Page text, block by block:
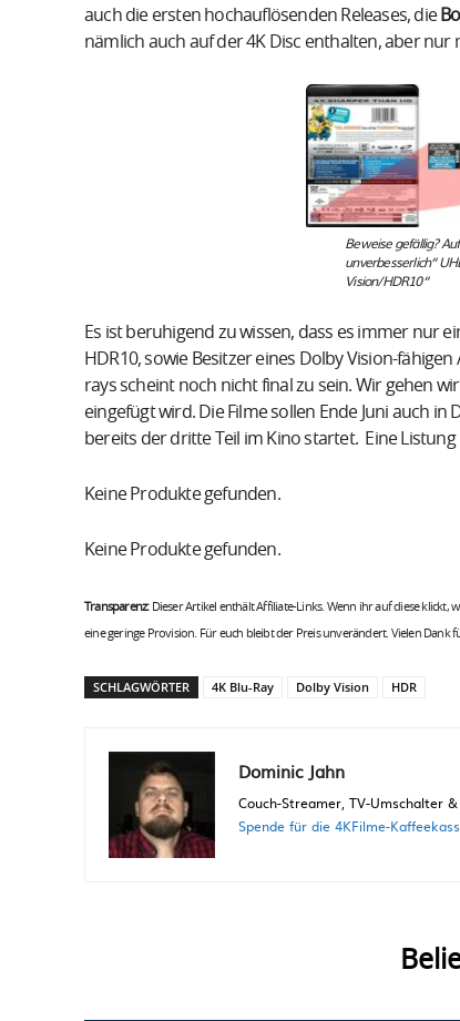
auch die ersten hochauflösenden Releases, die
nämlich auch auf der 4K Disc enthalten, aber nur
Beweise gefällig?
unverbesserlich“
Vision/HDR10“
Es ist beruhigend zu wissen, dass es immer nur
HDR10, sowie Besitzer eines Dolby Vision-
rays scheint noch nicht final zu sein. Wir gehen
eingefügt wird. Die Filme sollen Ende Juni auch
bereits der dritte Teil im Kino startet. Eine
Keine Produkte gefunden.
Keine Produkte gefunden.
Transparenz:Dieser Artikel enthält Affiliate-Links. Wenn ihr auf diese
eine geringe Provision. Für euch bleibt der Preis unverändert. Vielen Dank
SCHLAGWÖRTER 4K Blu-Ray Dolby Vision HDR
Dominic Jahn
Couch-Streamer, TV-Umschalter
Spende für die 4KFilme-